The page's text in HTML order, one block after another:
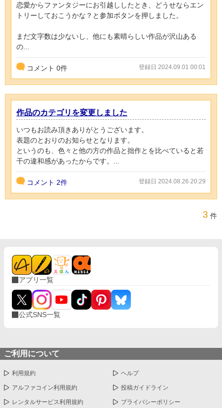
恋愛からファンタジーにお引越ししたとき、どうせならエン
トリーしておこうかな？と参加ボタンを押しました。
まだ文字数は少ないし、他にも素晴らしい作品が沢山ある
の...
コメント 0件 登録日 2024.09.01 00:01
作品のカテゴリを変更しました
いつもお読み頂きありがとうございます。
表題のとおりのお知らせとなります。
というのも、色々と他の方の作品と拙作とを比べていると若
干の違和感があったからです。...
コメント 2件 登録日 2024.08.26 20:29
3 件
アプリ一覧
公式SNS一覧
ご利用について
利用規約 ヘルプ
アルファコイン利用規約 投稿ガイドライン
レンタルサービス利用規約 プライバシーポリシー